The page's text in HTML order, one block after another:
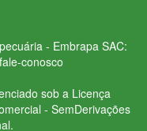
- Embrapa SAC:
conosco
sob a Licença
- SemDerivações